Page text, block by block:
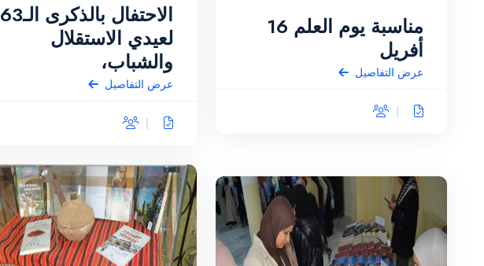
مناسبة يوم العلم 16
أفريل
عرض التفاصيل
الاحتفال بالذكرى الـ63
لعيدي الاستقلال
والشباب،
عرض التفاصيل